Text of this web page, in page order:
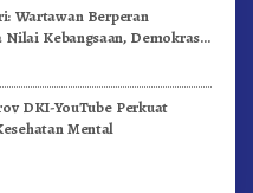
Wartawan Berperan
Nilai Kebangsaan, Demokrasi,
DKI-YouTube Perkuat
Mental